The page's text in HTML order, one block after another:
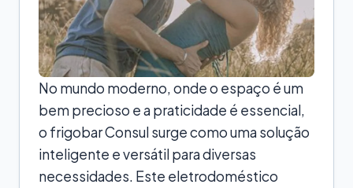
No mundo moderno, onde o espaço é um
bem precioso e a praticidade é essencial,
o frigobar Consul surge como uma solução
inteligente e versátil para diversas
necessidades. Este eletrodoméstico